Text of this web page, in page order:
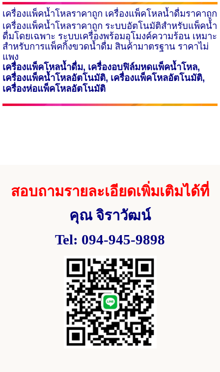
เครื่องแพ็คน้ำโหลราคาถูก เครื่องแพ็คโหลน้ำดื่มราคาถูก
เครื่องแพ็คน้ำโหลราคาถูก ระบบอัตโนมัติสำหรับแพ็คน้ำ
ดื่มโดยเฉพาะ ระบบเครื่องพร้อมอุโมงค์ความร้อน เหมาะ
สำหรับการแพ็คกิ้งขวดน้ำดื่ม สินค้ามาตรฐาน ราคาไม่
แพง
เครื่องแพ็คโหลน้ำดื่ม, เครื่องอบฟิล์มหดแพ็คน้ำโหล,
เครื่องแพ็คน้ำโหลอัตโนมัติ, เครื่องแพ็คโหลอัตโนมัติ,
เครื่องห่อแพ็คโหลอัตโนมัติ
สอบถามรายละเอียดเพิ่มเติมได้ที่
คุณ จิราวัฒน์
Tel: 094-945-9898